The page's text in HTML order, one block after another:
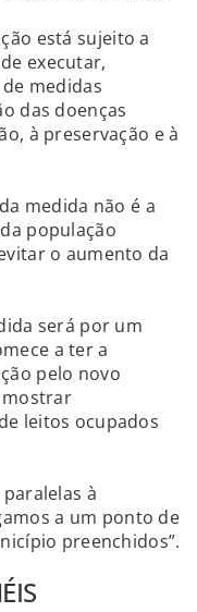
está sujeito a
executar,
medidas
das doenças
à preservação e à
medida não é a
população
o aumento da
será por um
a ter a
pelo novo
leitos ocupados
à
a um ponto de
preenchidos”.